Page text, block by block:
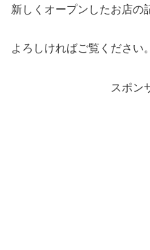
新しくオープンしたお店の
よろしければご覧ください。
スポン